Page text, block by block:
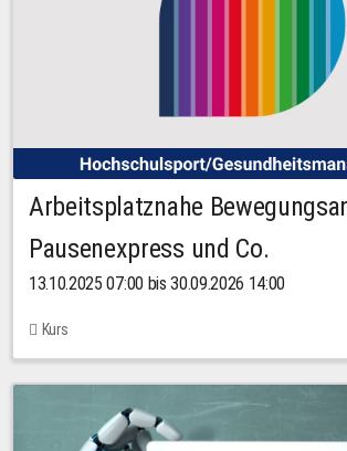
Arbeitsplatznahe
Pausenexpress und Co.
13.10.2025 07:00 bis 30.09.2026 14:00
Kurs